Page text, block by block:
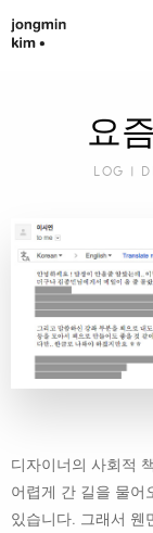
요
LOG |
디자이너의 사회적
어렵게 간 길을 물어
있습니다. 그래서 웬